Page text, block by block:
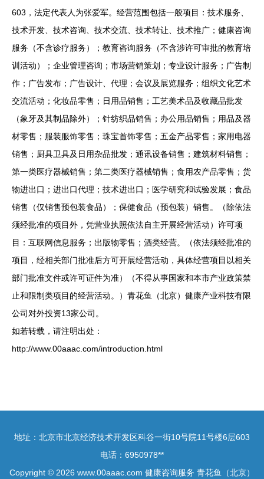
603，法定代表人为张爱军。经营范围包括一般项目：技术服务、
技术开发、技术咨询、技术交流、技术转让、技术推广；健康咨询
服务（不含诊疗服务）；教育咨询服务（不含涉许可审批的教育培
训活动）；企业管理咨询；市场营销策划；专业设计服务；广告制
作；广告发布；广告设计、代理；会议及展览服务；组织文化艺术
交流活动；化妆品零售；日用品销售；工艺美术品及收藏品批发
（象牙及其制品除外）；针纺织品销售；办公用品销售；用品及器
材零售；服装服饰零售；珠宝首饰零售；五金产品零售；家用电器
销售；厨具卫具及日用杂品批发；通讯设备销售；建筑材料销售；
第一类医疗器械销售；第二类医疗器械销售；食用农产品零售；货
物进出口；进出口代理；技术进出口；医学研究和试验发展；食品
销售（仅销售预包装食品）；保健食品（预包装）销售。（除依法
须经批准的项目外，凭营业执照依法自主开展经营活动）许可项
目：互联网信息服务；出版物零售；酒类经营。（依法须经批准的
项目，经相关部门批准后方可开展经营活动，具体经营项目以相关
部门批准文件或许可证件为准）（不得从事国家和本市产业政策禁
止和限制类项目的经营活动。）青花鱼（北京）健康产业科技有限
公司对外投资13家公司。
如若转载，请注明出处：
http://www.00aaac.com/introduction.html
地址：北京市北京经济技术开发区科谷一街10号院11号楼6层603
电话：6950978**
Copyright © 2026 www.00aaac.com 健康咨询服务 青花鱼（北京）